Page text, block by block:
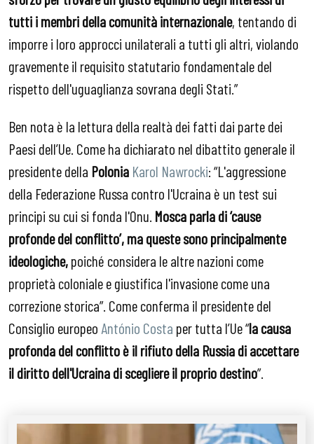
tutti i membri della comunitàinternazionale, tentando di
imporre i loro approcci unilaterali a tutti gli altri, violando
gravemente il requisito statutario fondamentale del
rispetto dell'uguaglianza sovrana degli Stati.”
Ben nota è la lettura della realtà dei fatti dai parte dei
Paesi dell’Ue. Come ha dichiarato nel dibattito generale il
presidente della Polonia Karol Nawrocki: “L'aggressione
della Federazione Russa contro l'Ucraina è un test sui
principi su cui si fonda l'Onu. Mosca parla di ‘cause
profonde del conflitto’, ma queste sono principalmente
ideologiche,poiché considera le altre nazioni come
proprietà coloniale e giustifica l'invasione come una
correzione storica”. Come conferma il presidente del
Consiglio europeo António Costa per tutta l’Ue “la causa
profonda del conflitto è il rifiuto della Russia di accettare
il diritto dell'Ucraina di scegliere il proprio destino”.